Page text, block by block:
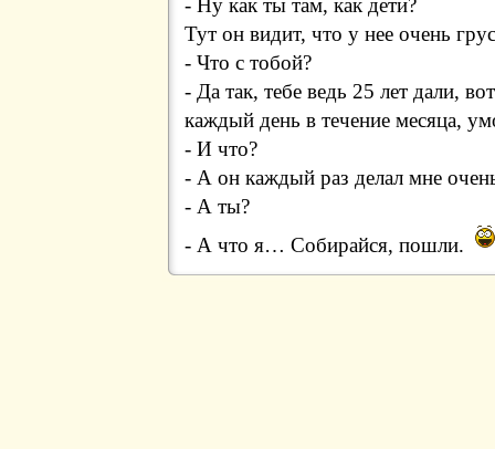
- Ну как ты там, как дети?
Тут он видит, что у нее очень
- Что с тобой?
- Да так, тебе ведь 25 лет дали,
каждый день в течение месяца,
- И что?
- А он каждый раз делал мне
- А ты?
- А что я… Собирайся, пошли.